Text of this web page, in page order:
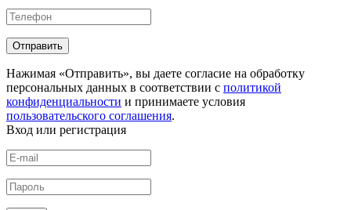
Нажимая «Отправить», вы даете согласие на обработку
персональных данных в соответствии с политикой
конфиденциальности и принимаете условия
пользовательского соглашения.
Вход или регистрация